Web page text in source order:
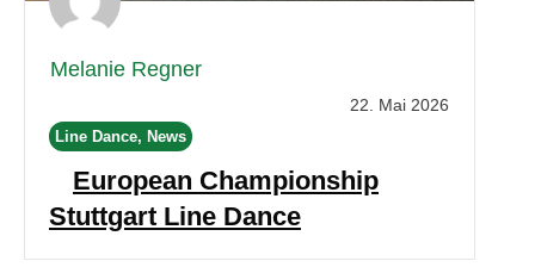
Melanie Regner
22. Mai 2026
Line Dance, News
European Championship
Stuttgart Line Dance